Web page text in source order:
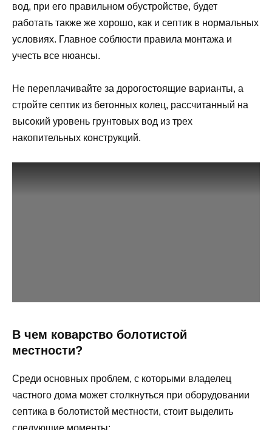
вод, при его правильном обустройстве, будет
работать также же хорошо, как и септик в нормальных
условиях. Главное соблюсти правила монтажа и
учесть все нюансы.
Не переплачивайте за дорогостоящие варианты, а
стройте септик из бетонных колец, рассчитанный на
высокий уровень грунтовых вод из трех
накопительных конструкций.
В чем коварство болотистой
местности?
Среди основных проблем, с которыми владелец
частного дома может столкнуться при оборудовании
септика в болотистой местности, стоит выделить
следующие моменты: